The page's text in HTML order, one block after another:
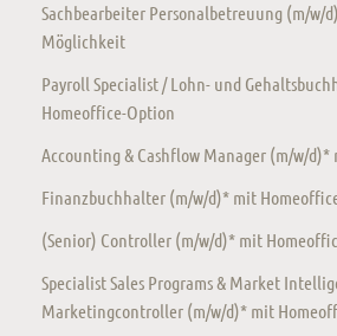
Sachbearbeiter Personalbetreuung (m/w/
Möglichkeit
Payroll Specialist / Lohn- und
Homeoffice-Option
Accounting & Cashflow Manager (m/w/d)*
Finanzbuchhalter (m/w/d)* mit
(Senior) Controller (m/w/d)* mit
Specialist Sales Programs & Market
Marketingcontroller (m/w/d)* mit